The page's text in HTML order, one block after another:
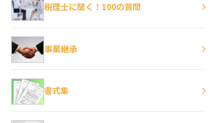
税理士に聞く！100の質問
事業継承
書式集